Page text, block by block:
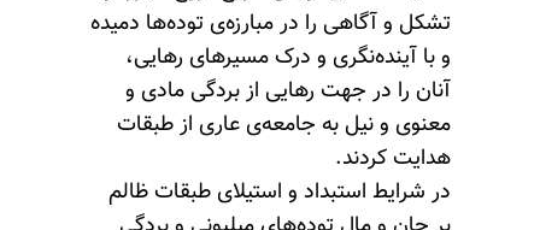
تشکل و آگاهی را در مبارزه‌ی توده‌ها دمیده
و با آینده‌نگری و درک مسیرهای رهایی،
آنان را در جهت رهایی از بردگی مادی و
معنوی و نیل به جامعه‌ی عاری از طبقات
هدایت کردند.
در شرایط استبداد و استیلای طبقات ظالم